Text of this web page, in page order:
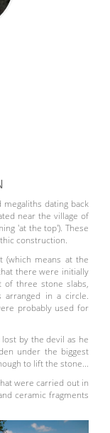
megaliths dating back
near the village of
'at the top'). These
construction.
(which means at the
there were initially
of three stone slabs,
arranged in a circle.
probably used for
by the devil as he
under the biggest
to lift the stone...
were carried out in
ceramic fragments